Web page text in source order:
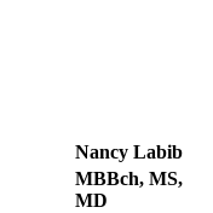
Nancy Labib
MBBch, MS,
MD